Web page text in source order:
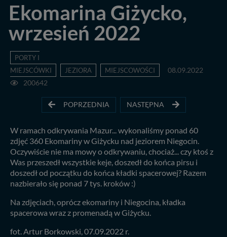
Ekomarina Giżycko,
wrzesień 2022
PORTY I
MIEJSCÓWKI
JEZIORA MIEJSCOWOŚCI
08.09.2022
200642
POPRZEDNIA NASTĘPNA
W ramach odkrywania Mazur... wykonaliśmy ponad 60
zdjęć 360 Ekomariny w Giżycku nad jeziorem Niegocin.
Oczywiście nie ma mowy o odkrywaniu, chociaż... czy ktoś z
Was przeszedł wszystkie keje, doszedł do końca pirsu i
doszedł od początku do końca kładki spacerowej? Razem
nazbierało się ponad 7 tys. kroków :)
Na zdjęciach, oprócz ekomariny i Niegocina, kładka
spacerowa wraz z promenadą w Giżycku.
fot. Artur Borkowski, 07.09.2022 r.